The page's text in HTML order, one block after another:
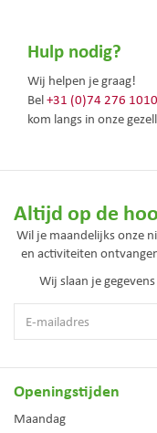
Hulp nodig?
Wij helpen je graag!
Bel+31 (0)74 276 1010
kom langs in onze
Altijd op de
Wil je maandelijks onze
en activiteiten
Wij slaan je
Openingstijden
Maandag